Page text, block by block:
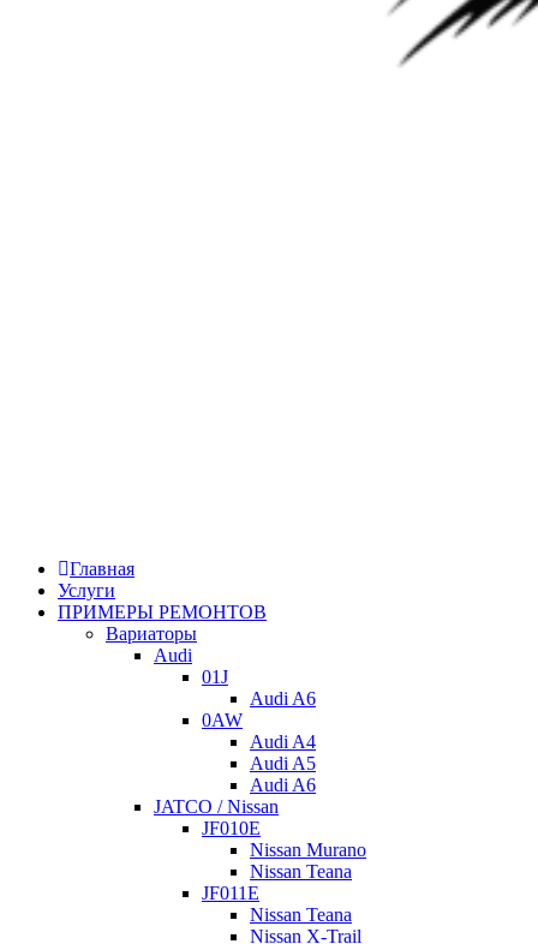
Главная
Услуги
ПРИМЕРЫ РЕМОНТОВ
Вариаторы
Audi
01J
Audi A6
0AW
Audi A4
Audi A5
Audi A6
JATCO / Nissan
JF010E
Nissan Murano
Nissan Teana
JF011E
Nissan Teana
Nissan X-Trail
АКППA604 (41TE).